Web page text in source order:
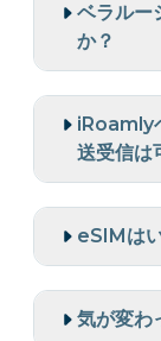
ベラルー
か？
iRoamly
送受信は
eSIMは
気が変わ